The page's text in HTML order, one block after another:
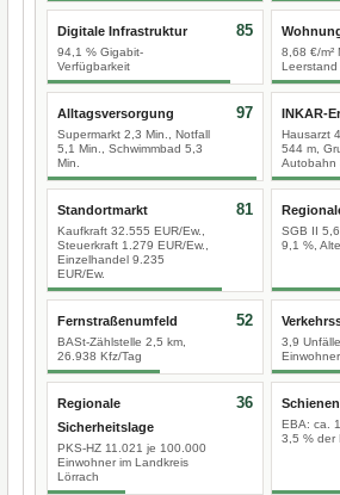
Digitale Infrastruktur
94,1 % Gigabit-
Verfügbarkeit
85
8,68 €/m²
Leerstand
Alltagsversorgung
Supermarkt 2,3 Min., Notfall
5,1 Min., Schwimmbad 5,3
Min.
97 INKAR-
Hausarzt
544 m,
Autobahn
Standortmarkt
Kaufkraft 32.555 EUR/Ew.,
Steuerkraft 1.279 EUR/Ew.,
Einzelhandel 9.235
EUR/Ew.
81
SGB II
9,1 %,
Fernstraßenumfeld
BASt-Zählstelle 2,5 km,
26.938 Kfz/Tag
52
3,9
Einwohner
Regionale
Sicherheitslage
PKS-HZ 11.021 je 100.000
Einwohner im Landkreis
Lörrach
36
EBA: ca.
3,5 % der